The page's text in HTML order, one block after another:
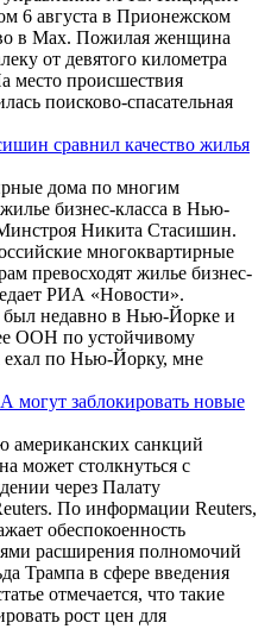
6 августа в Прионежском
в Max. Пожилая женщина
от девятого километра
место происшествия
поисково-спасательная
сравнил качество жилья
дома по многим
бизнес-класса в Нью-
Никита Стасишин.
многоквартирные
превосходят жилье бизнес-
РИА «Новости».
был недавно в Нью-Йорке и
ООН по устойчивому
ехал по Нью-Йорку, мне
могут заблокировать новые
американских санкций
может столкнуться с
через Палату
По информации Reuters,
обеспокоенность
расширения полномочий
Трампа в сфере введения
отмечается, что такие
рост цен для